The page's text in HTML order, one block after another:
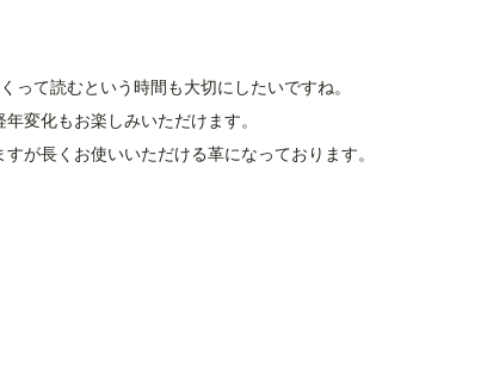
って読むという時間も大切にしたいですね。
変化もお楽しみいただけます。
が長くお使いいただける革になっております。